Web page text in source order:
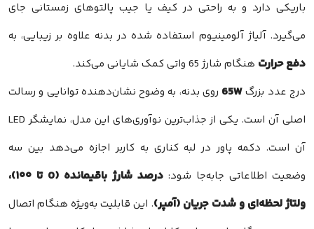
باریکی دارد و به راحتی در کیف یا جیب پالتوهای زمستانی جای
می‌گیرد. آلیاژ آلومینیوم استفاده شده در بدنه علاوه بر زیبایی، به
دفع حرارت هنگام شارژ 65 واتی کمک شایانی می‌کند.
درج عدد بزرگ65W روی بدنه، به وضوح نشان‌دهنده توانایی و رسالت
اصلی آن است. یکی از جذاب‌ترین نوآوری‌های این مدل، نمایشگر LED
آن است. دکمه پاور در لبه کناری به کاربر اجازه می‌دهد بین سه
وضعیت اطلاعاتی جابه‌جا شود:
درصد شارژ باقیمانده (0 تا ۱۰۰)،
ولتاژ لحظه‌ای و شدت جریان (آمپر). این قابلیت به‌ویژه هنگام اتصال